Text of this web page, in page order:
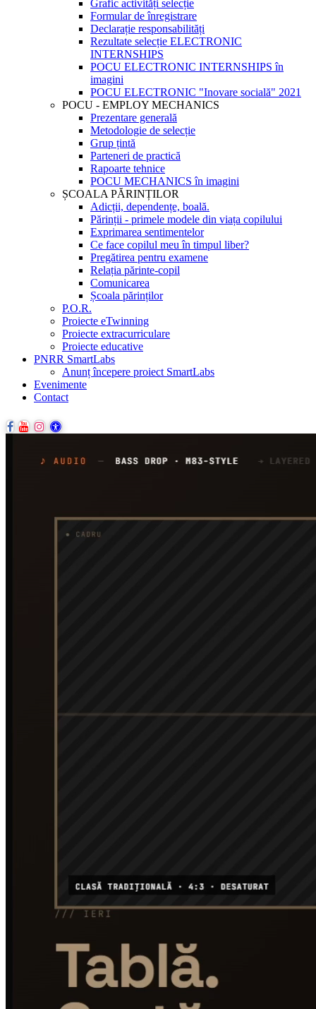
Grafic activități selecție
Formular de înregistrare
Declarație responsabilități
Rezultate selecție ELECTRONIC
INTERNSHIPS
POCU ELECTRONIC INTERNSHIPS în
imagini
POCU ELECTRONIC "Inovare socială" 2021
POCU - EMPLOY MECHANICS
Prezentare generală
Metodologie de selecție
Grup țintă
Parteneri de practică
Rapoarte tehnice
POCU MECHANICS în imagini
ȘCOALA PĂRINȚILOR
Adicții, dependențe, boală.
Părinții - primele modele din viața copilului
Exprimarea sentimentelor
Ce face copilul meu în timpul liber?
Pregătirea pentru examene
Relația părinte-copil
Comunicarea
Școala părinților
P.O.R.
Proiecte eTwinning
Proiecte extracurriculare
Proiecte educative
PNRR SmartLabs
Anunț începere proiect SmartLabs
Evenimente
Contact